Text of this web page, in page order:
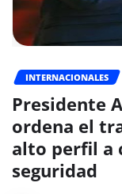
INTERNACIONALES
Presidente
ordena el
alto perfil a
seguridad